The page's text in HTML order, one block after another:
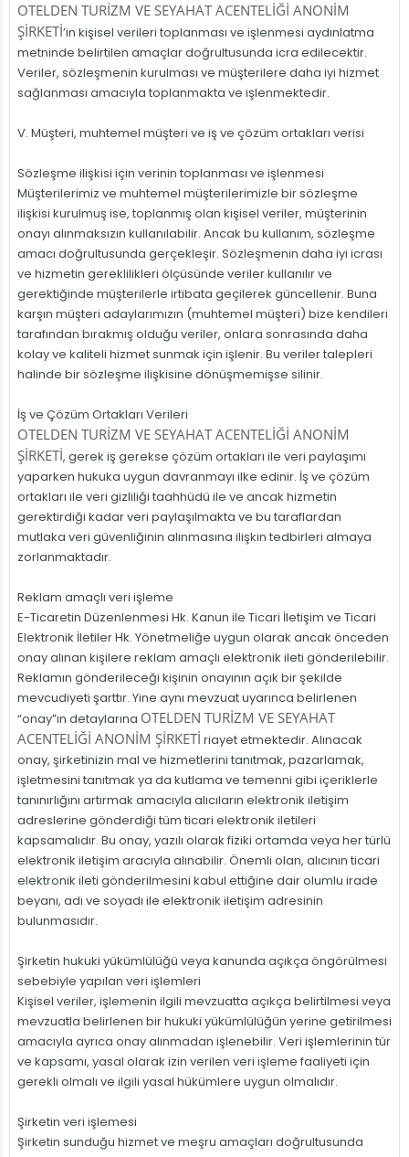
OTELDEN TURİZM VE SEYAHAT ACENTELİĞİ ANONİM
ŞİRKETİ’in kişisel verileri toplanması ve işlenmesi aydınlatma
metninde belirtilen amaçlar doğrultusunda icra edilecektir.
Veriler, sözleşmenin kurulması ve müşterilere daha iyi hizmet
sağlanması amacıyla toplanmakta ve işlenmektedir.
V. Müşteri, muhtemel müşteri ve iş ve çözüm ortakları verisi
Sözleşme ilişkisi için verinin toplanması ve işlenmesi
Müşterilerimiz ve muhtemel müşterilerimizle bir sözleşme
ilişkisi kurulmuş ise, toplanmış olan kişisel veriler, müşterinin
onayı alınmaksızın kullanılabilir. Ancak bu kullanım, sözleşme
amacı doğrultusunda gerçekleşir. Sözleşmenin daha iyi icrası
ve hizmetin gereklilikleri ölçüsünde veriler kullanılır ve
gerektiğinde müşterilerle irtibata geçilerek güncellenir. Buna
karşın müşteri adaylarımızın (muhtemel müşteri) bize kendileri
tarafından bırakmış olduğu veriler, onlara sonrasında daha
kolay ve kaliteli hizmet sunmak için işlenir. Bu veriler talepleri
halinde bir sözleşme ilişkisine dönüşmemişse silinir.
İş ve Çözüm Ortakları Verileri
OTELDEN TURİZM VE SEYAHAT ACENTELİĞİ ANONİM
ŞİRKETİ, gerek iş gerekse çözüm ortakları ile veri paylaşımı
yaparken hukuka uygun davranmayı ilke edinir. İş ve çözüm
ortakları ile veri gizliliği taahhüdü ile ve ancak hizmetin
gerektirdiği kadar veri paylaşılmakta ve bu taraflardan
mutlaka veri güvenliğinin alınmasına ilişkin tedbirleri almaya
zorlanmaktadır.
Reklam amaçlı veri işleme
E-Ticaretin Düzenlenmesi Hk. Kanun ile Ticari İletişim ve Ticari
Elektronik İletiler Hk. Yönetmeliğe uygun olarak ancak önceden
onay alınan kişilere reklam amaçlı elektronik ileti gönderilebilir.
Reklamın gönderileceği kişinin onayının açık bir şekilde
mevcudiyeti şarttır. Yine aynı mevzuat uyarınca belirlenen
“onay”ın detaylarına OTELDEN TURİZM VE SEYAHAT
ACENTELİĞİ ANONİM ŞİRKETİ riayet etmektedir. Alınacak
onay, şirketinizin mal ve hizmetlerini tanıtmak, pazarlamak,
işletmesini tanıtmak ya da kutlama ve temenni gibi içeriklerle
tanınırlığını artırmak amacıyla alıcıların elektronik iletişim
adreslerine gönderdiği tüm ticari elektronik iletileri
kapsamalıdır. Bu onay, yazılı olarak fiziki ortamda veya her türlü
elektronik iletişim aracıyla alınabilir. Önemli olan, alıcının ticari
elektronik ileti gönderilmesini kabul ettiğine dair olumlu irade
beyanı, adı ve soyadı ile elektronik iletişim adresinin
bulunmasıdır.
Şirketin hukuki yükümlülüğü veya kanunda açıkça öngörülmesi
sebebiyle yapılan veri işlemleri
Kişisel veriler, işlemenin ilgili mevzuatta açıkça belirtilmesi veya
mevzuatla belirlenen bir hukuki yükümlülüğün yerine getirilmesi
amacıyla ayrıca onay alınmadan işlenebilir. Veri işlemlerinin tür
ve kapsamı, yasal olarak izin verilen veri işleme faaliyeti için
gerekli olmalı ve ilgili yasal hükümlere uygun olmalıdır.
Şirketin veri işlemesi
Şirketin sunduğu hizmet ve meşru amaçları doğrultusunda